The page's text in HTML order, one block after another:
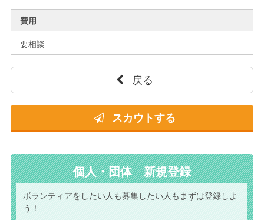
費用
要相談
戻る
スカウトする
個人・団体 新規登録
ボランティアをしたい人も募集したい人もまずは登録しよ
う！